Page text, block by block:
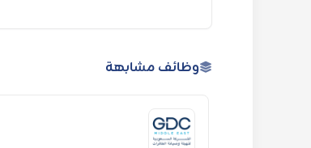
وظائف مشابهة